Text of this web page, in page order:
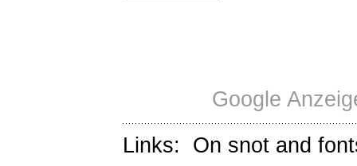
Google
Links: On snot and